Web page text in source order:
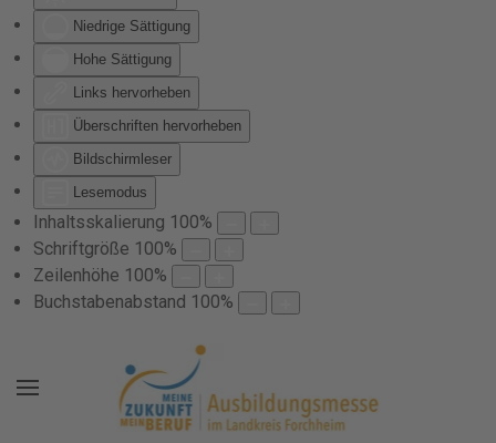
Niedrige Sättigung
Hohe Sättigung
Links hervorheben
Überschriften hervorheben
Bildschirmleser
Lesemodus
Inhaltsskalierung 100%
Schriftgröße 100%
Zeilenhöhe 100%
Buchstabenabstand 100%